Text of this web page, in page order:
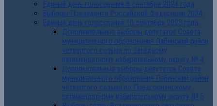
Единый день голосования 8 сентября 2024 года
Выборы Президента Российской Федерации 2024
Единый день голосования 10 сентября 2023 года
Дополнительные выборы депутатов Совета
муниципального образования Лабинский район
четвертого созыва по Западному
пятимандатному избирательному округу № 4
Дополнительные выборы депутатов Совета
муниципального образования Лабинский район
четвертого созыва по Предгорненскому
пятимандатному избирательному округу № 5